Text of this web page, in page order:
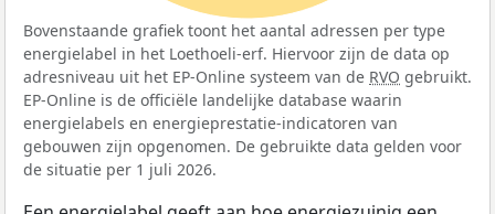
Bovenstaande grafiek toont het aantal adressen per type
energielabel in het Loethoeli-erf. Hiervoor zijn de data op
adresniveau uit het EP-Online systeem van de RVO gebruikt.
EP-Online is de officiële landelijke database waarin
energielabels en energieprestatie-indicatoren van
gebouwen zijn opgenomen. De gebruikte data gelden voor
de situatie per 1 juli 2026.